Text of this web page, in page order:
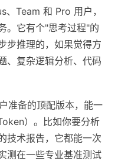
Team 和 Pro 用户，
。它有个"思考过程"的
步推理的，如果觉得方
、复杂逻辑分析、代码
备的顶配版本，能一
）。比如你要分析
技术报告，它都能一次
测在一些专业基准测试